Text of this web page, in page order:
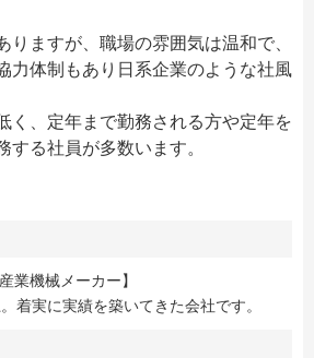
りますが、職場の雰囲気は温和で、
力体制もあり日系企業のような社風
く、定年まで勤務される方や定年を
する社員が多数います。
業機械メーカー】
着実に実績を築いてきた会社です。